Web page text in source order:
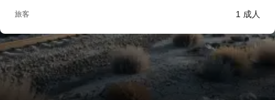
旅客 1 成人